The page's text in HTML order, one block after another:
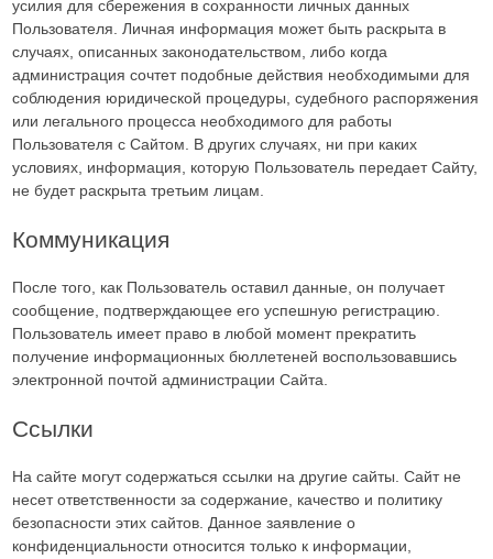
усилия для сбережения в сохранности личных данных
Пользователя. Личная информация может быть раскрыта в
случаях, описанных законодательством, либо когда
администрация сочтет подобные действия необходимыми для
соблюдения юридической процедуры, судебного распоряжения
или легального процесса необходимого для работы
Пользователя с Сайтом. В других случаях, ни при каких
условиях, информация, которую Пользователь передает Сайту,
не будет раскрыта третьим лицам.
Коммуникация
После того, как Пользователь оставил данные, он получает
сообщение, подтверждающее его успешную регистрацию.
Пользователь имеет право в любой момент прекратить
получение информационных бюллетеней воспользовавшись
электронной почтой администрации Сайта.
Ссылки
На сайте могут содержаться ссылки на другие сайты. Сайт не
несет ответственности за содержание, качество и политику
безопасности этих сайтов. Данное заявление о
конфиденциальности относится только к информации,